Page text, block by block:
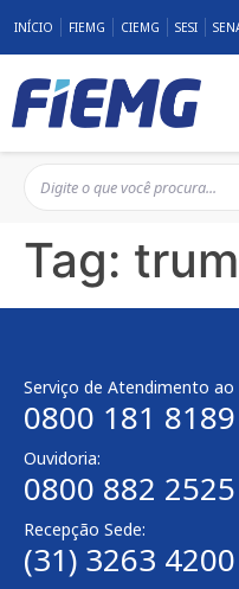
INÍCIO FIEMG CIEMG SESI
Tag:
Serviço de Atendimento ao
0800 181 8189
Ouvidoria:
0800 882 2525
Recepção Sede:
(31) 3263 4200